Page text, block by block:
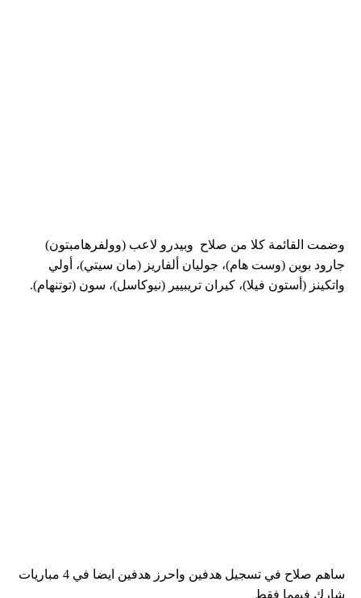
وضمت القائمة كلا من صلاح وبيدرو لاعب (وولفرهامبتون)
جارود بوين (وست هام)، جوليان ألفاريز (مان سيتي)، أولي
واتكينز (أستون فيلا)، كيران تريبيير (نيوكاسل)، سون (توتنهام).
ساهم صلاح في تسجيل هدفين واحرز هدفين ايضا في 4 مباريات
شارك فيهما فقط